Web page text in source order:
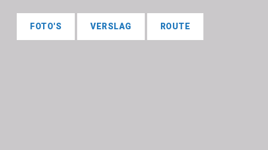
FOTO'S VERSLAG ROUTE